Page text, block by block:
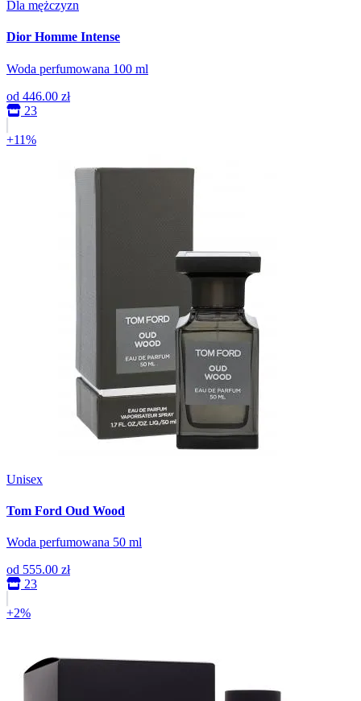
Dla mężczyzn
Dior Homme Intense
Woda perfumowana 100 ml
od 446.00 zł
23
+11%
Unisex
Tom Ford Oud Wood
Woda perfumowana 50 ml
od 555.00 zł
23
+2%